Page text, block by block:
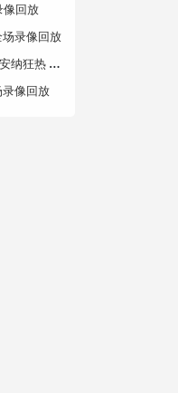
像回放
录像回放
0
7月18日 WNBA常规赛 西雅图风暴vs印第安纳狂热 全场录像回放
像回放